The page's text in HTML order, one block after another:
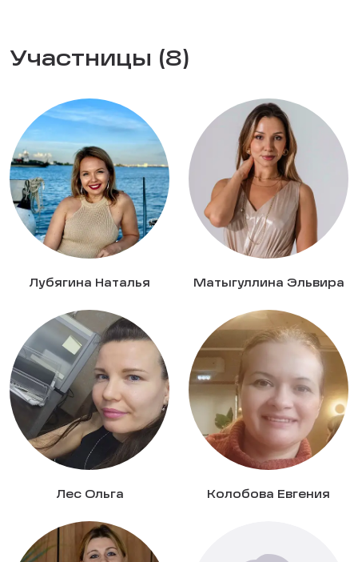
Участницы (8)
Лубягина Наталья Матыгуллина Эльвира
Лес Ольга Колобова Евгения